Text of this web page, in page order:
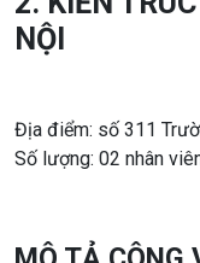
NỘI
Địa điểm: số 311
Số lượng: 02 nhân